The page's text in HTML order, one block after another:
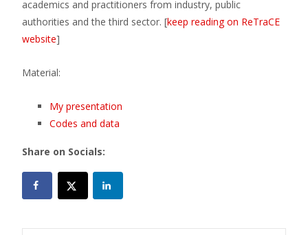
academics and practitioners from industry, public
authorities and the third sector. [keep reading on ReTraCE
website]
Material:
My presentation
Codes and data
Share on Socials: